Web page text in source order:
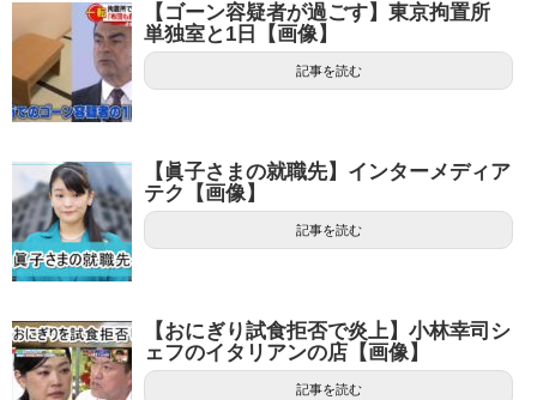
【ゴーン容疑者が過ごす】東京拘置所
単独室と1日【画像】
記事を読む
【眞子さまの就職先】インターメディア
テク【画像】
記事を読む
【おにぎり試食拒否で炎上】小林幸司シ
ェフのイタリアンの店【画像】
記事を読む